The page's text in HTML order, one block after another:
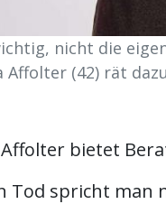
nicht die
Affolter (42) rät
bietet
Tod spricht man